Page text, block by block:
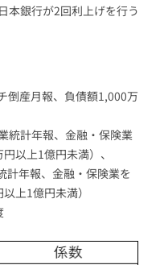
本銀行が2回利上げを行う
倒産月報、負債額1,000万
統計年報、金融・保険業
以上1億円未満）、
計年報、金融・保険業を
上1億円未満）